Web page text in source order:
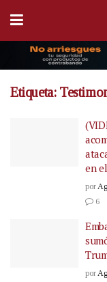
Etiqueta:
en
por
6
por